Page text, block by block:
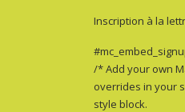
Inscription à la
/* Add your own
overrides in your
style block.